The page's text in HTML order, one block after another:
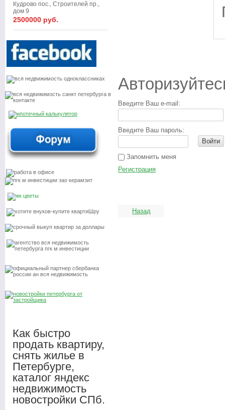
Кудрово пос., Строителей пр.,
дом 9
2500000 руб.
Как быстро
продать квартиру,
снять жилье в
Петербурге,
каталог яндекс
недвижимость
новостройки СПб.
Введите Ваш e-mail:
Введите Ваш пароль:
Войти
Запомнить меня
Регистрация
Назад